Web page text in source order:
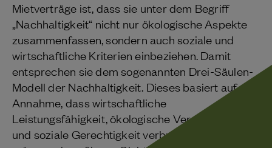
Mietverträge ist, dass sie unter dem Begriff
„Nachhaltigkeit“ nicht nur ökologische Aspekte
zusammenfassen, sondern auch soziale und
wirtschaftliche Kriterien einbeziehen. Damit
entsprechen sie dem sogenannten Drei-Säulen-
Modell der Nachhaltigkeit. Dieses basiert auf der
Annahme, dass wirtschaftliche
Leistungsfähigkeit, ökologische Verantwortung
und soziale Gerechtigkeit verbunden sein